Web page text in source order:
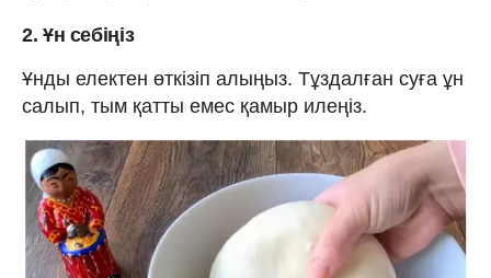
2. Ұн себіңіз
Ұнды електен өткізіп алыңыз. Тұздалған суға ұн
салып, тым қатты емес қамыр илеңіз.